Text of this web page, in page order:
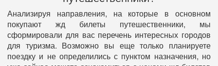
Анализируя направления, на которые в основном
покупают жд билеты путешественники, мы
сформировали для вас перечень интересных городов
для туризма. Возможно вы еще только планируете
поездку и не определились с пунктом назначения, но